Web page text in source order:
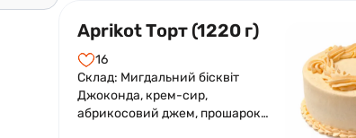
Aprikot Торт (1220 г)
16
Склад: Мигдальний бісквіт
Джоконда, крем-сир,
абрикосовий джем, прошарок